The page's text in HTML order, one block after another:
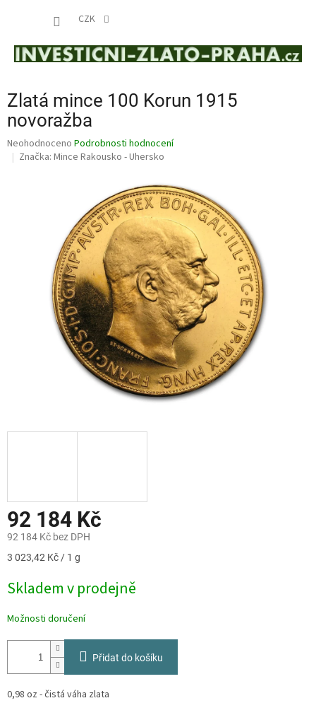
CZK
Zlatá mince 100 Korun 1915
novoražba
Průměrné
hodnocení
Neohodnoceno Podrobnosti hodnocení
Značka: Mince Rakousko - Uhersko
92 184 Kč
92 184 Kč bez DPH
Měrná
3 023,42 Kč / 1 g
Skladem v prodejně
Možnosti doručení
Přidat do košíku
0,98 oz - čistá váha zlata